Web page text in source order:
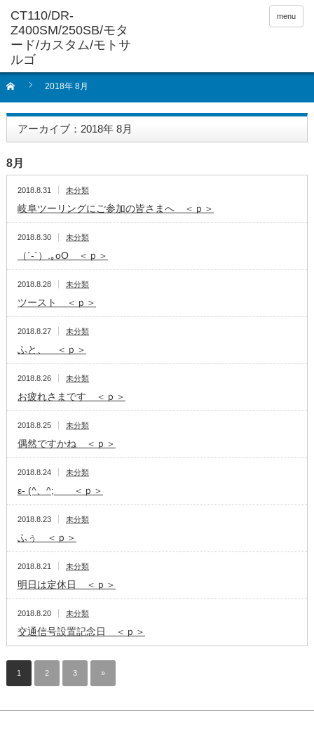
menu
2018年 8月
アーカイブ：2018年 8月
8月
2018.8.31 未分類
岐阜ツーリングにご参加の皆さまへ ＜ｐ＞
2018.8.30 未分類
（´-`）.｡oO ＜ｐ＞
2018.8.28 未分類
ツースト ＜ｐ＞
2018.8.27 未分類
ふと、 ＜ｐ＞
2018.8.26 未分類
お疲れさまです ＜ｐ＞
2018.8.25 未分類
偶然ですかね ＜ｐ＞
2018.8.24 未分類
ε- (^、^; ＜ｐ＞
2018.8.23 未分類
ふぅ ＜ｐ＞
2018.8.21 未分類
明日は定休日 ＜ｐ＞
2018.8.20 未分類
交通信号設置記念日 ＜ｐ＞
1 2 3 »